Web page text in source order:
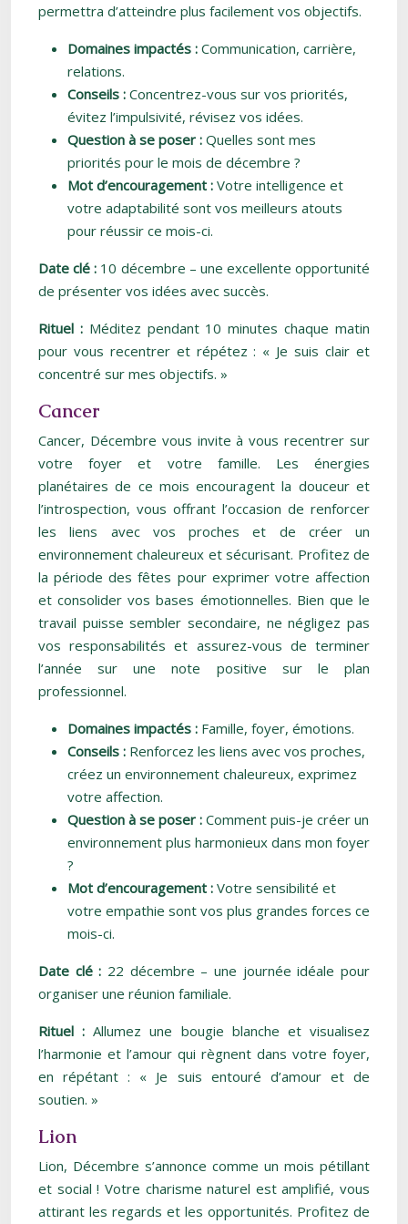
permettra d’atteindre plus facilement vos objectifs.
Domaines impactés : Communication, carrière,
relations.
Conseils : Concentrez-vous sur vos priorités,
évitez l’impulsivité, révisez vos idées.
Question à se poser : Quelles sont mes
priorités pour le mois de décembre ?
Mot d’encouragement : Votre intelligence et
votre adaptabilité sont vos meilleurs atouts
pour réussir ce mois-ci.
Date clé : 10 décembre – une excellente opportunité
de présenter vos idées avec succès.
Rituel : Méditez pendant 10 minutes chaque matin
pour vous recentrer et répétez : « Je suis clair et
concentré sur mes objectifs. »
Cancer
Cancer, Décembre vous invite à vous recentrer sur
votre foyer et votre famille. Les énergies
planétaires de ce mois encouragent la douceur et
l’introspection, vous offrant l’occasion de renforcer
les liens avec vos proches et de créer un
environnement chaleureux et sécurisant. Profitez de
la période des fêtes pour exprimer votre affection
et consolider vos bases émotionnelles. Bien que le
travail puisse sembler secondaire, ne négligez pas
vos responsabilités et assurez-vous de terminer
l’année sur une note positive sur le plan
professionnel.
Domaines impactés : Famille, foyer, émotions.
Conseils : Renforcez les liens avec vos proches,
créez un environnement chaleureux, exprimez
votre affection.
Question à se poser : Comment puis-je créer un
environnement plus harmonieux dans mon foyer
?
Mot d’encouragement : Votre sensibilité et
votre empathie sont vos plus grandes forces ce
mois-ci.
Date clé : 22 décembre – une journée idéale pour
organiser une réunion familiale.
Rituel :Allumez une bougie blanche et visualisez
l’harmonie et l’amour qui règnent dans votre foyer,
en répétant : « Je suis entouré d’amour et de
soutien. »
Lion
Lion, Décembre s’annonce comme un mois pétillant
et social ! Votre charisme naturel est amplifié, vous
attirant les regards et les opportunités. Profitez de